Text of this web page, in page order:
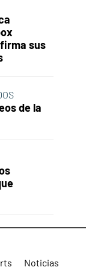
sus
de la
Noticias